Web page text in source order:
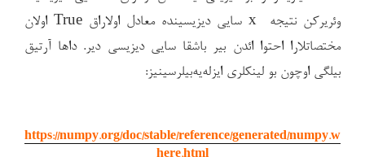
وئریرکن نتیجه x سایی دیزیسینده معادل اولاراق True اولان
مختصاتلارا احتوا ائدن بیر باشقا سایی دیزیسی دیر. داها آرتیق
بیلگی اوچون بو لینکلری ایزله‌یه‌بیلرسینیز:
https://numpy.org/doc/stable/reference/generated/numpy.w